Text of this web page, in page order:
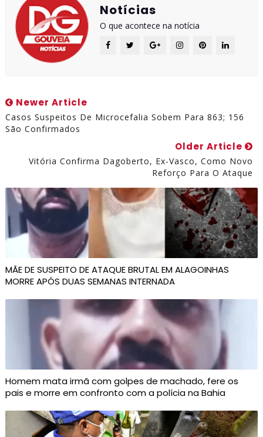
Notícias
O que acontece na notícia
Newer Article
Casos Suspeitos De Microcefalia Sobem Para 863; 156
São Confirmados
Older Article
Vitória Confirma Dagoberto, Ex-Vasco, Como Novo
Reforço Para O Ataque
MÃE DE SUSPEITO DE ATAQUE BRUTAL EM ALAGOINHAS
MORRE APÓS DUAS SEMANAS INTERNADA
Homem mata irmã com golpes de machado, fere os
pais e morre em confronto com a polícia na Bahia